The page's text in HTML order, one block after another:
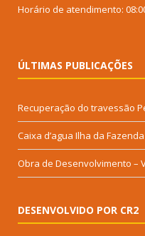
Horário de atendimento:
ÚLTIMAS PUBLICAÇÕES
Recuperação do travessão
Caixa d’agua Ilha da Fazenda
Obra de Desenvolvimento –
DESENVOLVIDO POR CR2